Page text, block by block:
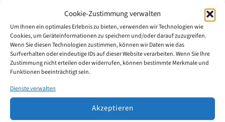
Cookie-Zustimmung verwalten
Um Ihnen ein optimales Erlebnis zu bieten, verwenden wir Technologien wie
Cookies, um Geräteinformationen zu speichern und/oder darauf zuzugreifen.
Wenn Sie diesen Technologien zustimmen, können wir Daten wie das
Surfverhalten oder eindeutige IDs auf dieser Website verarbeiten. Wenn Sie Ihre
Zustimmung nicht erteilen oder widerrufen, können bestimmte Merkmale und
Funktionen beeinträchtigt sein.
Dienste verwalten
Akzeptieren
Verlängerungsgebühren im Blick haben. Der Schutz
gilt zunächst für fünf Jahre und kann anschließend
schrittweise bis auf maximal 25 Jahre verlängert
werden – und das einheitlich in allen 27 EU-
Mitgliedstaaten. Seit der EU-Design-Reform vom 1.
Mai 2025 gelten dabei neue Gebühren.